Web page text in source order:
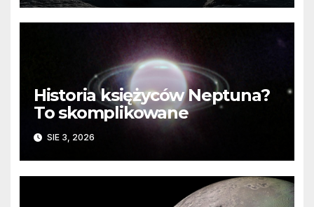
Historia księżyców Neptuna?
To skomplikowane
SIE 3, 2026